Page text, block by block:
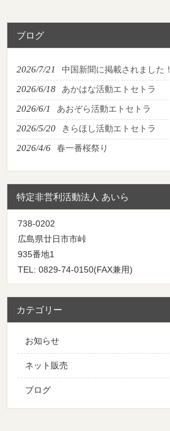
ブログ
2026/7/21 中国新聞に掲載されました！
2026/6/18 あかはな活動エトセトラ
2026/6/1 あおぞら活動エトセトラ
2026/5/20 きらほし活動エトセトラ
2026/4/6 春一番桜祭り
特定非営利活動法人 あいら
738-0202
広島県廿日市市峠
935番地1
TEL: 0829-74-0150(FAX兼用)
カテゴリー
お知らせ
ネット販売
ブログ